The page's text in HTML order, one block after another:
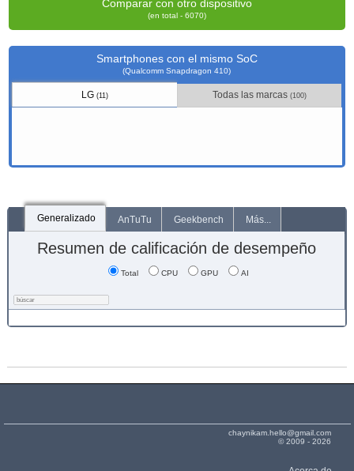
Comparar con otro dispositivo
(en total - 6070)
Smartphones con el mismo SoC
(Qualcomm Snapdragon 410)
LG(11) Todas las marcas(100)
Generalizado AnTuTu Geekbench Más...
Resumen de calificación de desempeño
Total CPU GPU AI
chaynikam.hello@gmail.com
© 2009 - 2026